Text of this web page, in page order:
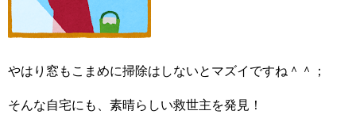
やはり窓もこまめに掃除はしないとマズイですね＾＾；
そんな自宅にも、素晴らしい救世主を発見！